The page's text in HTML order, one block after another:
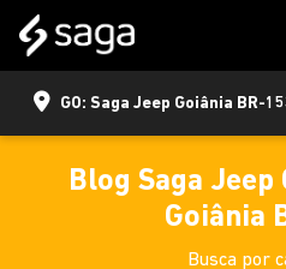
GO: Saga Jeep Goiânia BR-
Blog Saga Jeep
Goiânia
Busca por